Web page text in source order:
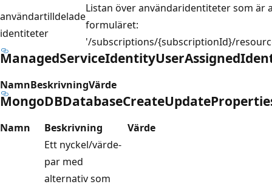
användartilldelade
identiteter
Listan över användaridentiteter som är
formuläret:
'/subscriptions/{subscriptionId}/
NamnBeskrivningVärde
Namn Beskrivning Värde
Ett nyckel/värde-
par med
alternativ som